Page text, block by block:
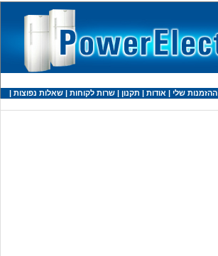
ההזמנות שלי | אודות | תקנון | שרות לקוחות | שאלות נפוצות |